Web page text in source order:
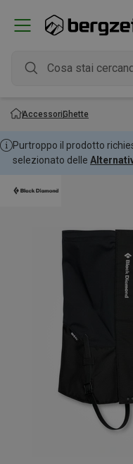
AccessoriGhette
Purtroppo il prodotto
selezionato delle